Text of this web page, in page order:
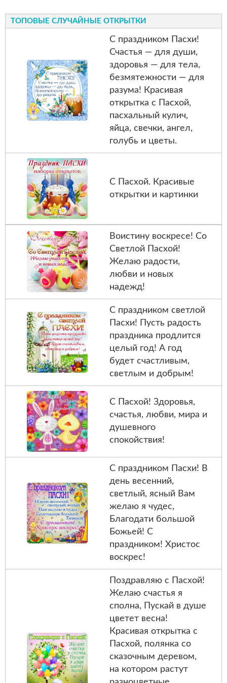
ТОПОВЫЕ СЛУЧАЙНЫЕ ОТКРЫТКИ
С праздником Пасхи!
Счастья — для души,
здоровья — для тела,
безмятежности — для
разума! Красивая
открытка с Пасхой,
пасхальный кулич,
яйца, свечки, ангел,
голубь и цветы.
С Пасхой. Красивые
открытки и картинки
Воистину воскресе! Со
Светлой Пасхой!
Желаю радости,
любви и новых
надежд!
С праздником светлой
Пасхи! Пусть радость
праздника продлится
целый год! А год
будет счастливым,
светлым и добрым!
С Пасхой! Здоровья,
счастья, любви, мира и
душевного
спокойствия!
С праздником Пасхи! В
день весенний,
светлый, ясный Вам
желаю я чудес,
Благодати большой
Божьей! С
праздником! Христос
воскрес!
Поздравляю с Пасхой!
Желаю счастья я
сполна, Пускай в душе
цветет весна!
Красивая открытка с
Пасхой, полянка со
сказочным деревом,
на котором растут